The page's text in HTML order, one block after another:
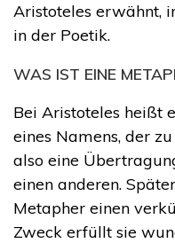
Aristoteles erwähnt,
in der Poetik.
WAS IST EINE
Bei Aristoteles heißt
eines Namens, der
also eine
einen anderen.
Metapher einen
Zweck erfüllt sie